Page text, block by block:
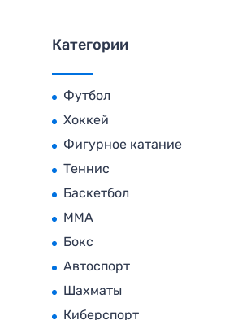
Категории
Футбол
Хоккей
Фигурное катание
Теннис
Баскетбол
MMA
Бокс
Автоспорт
Шахматы
Киберспорт